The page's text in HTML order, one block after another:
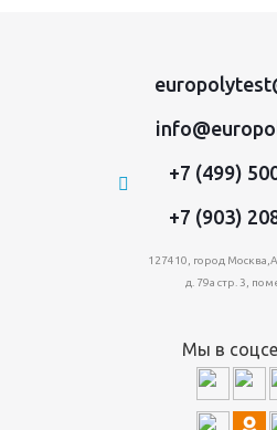
+7 (499)
+7 (903)
127410, город
д. 79а стр. 3,
Мы в